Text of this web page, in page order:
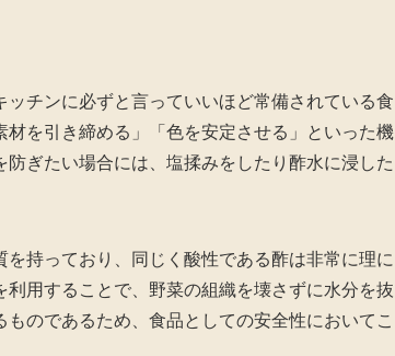
チンに必ずと言っていいほど常備されている食
を引き締める」「色を安定させる」といった機
ぎたい場合には、塩揉みをしたり酢水に浸した
持っており、同じく酸性である酢は非常に理に
用することで、野菜の組織を壊さずに水分を抜
のであるため、食品としての安全性においてこ